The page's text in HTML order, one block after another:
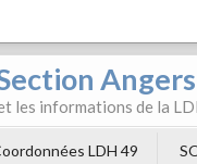
les informations de la
LDH 49